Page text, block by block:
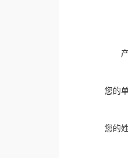
您的
您的